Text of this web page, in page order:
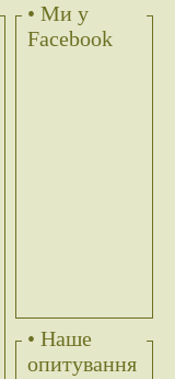
• Ми у
Facebook
• Наше
опитування